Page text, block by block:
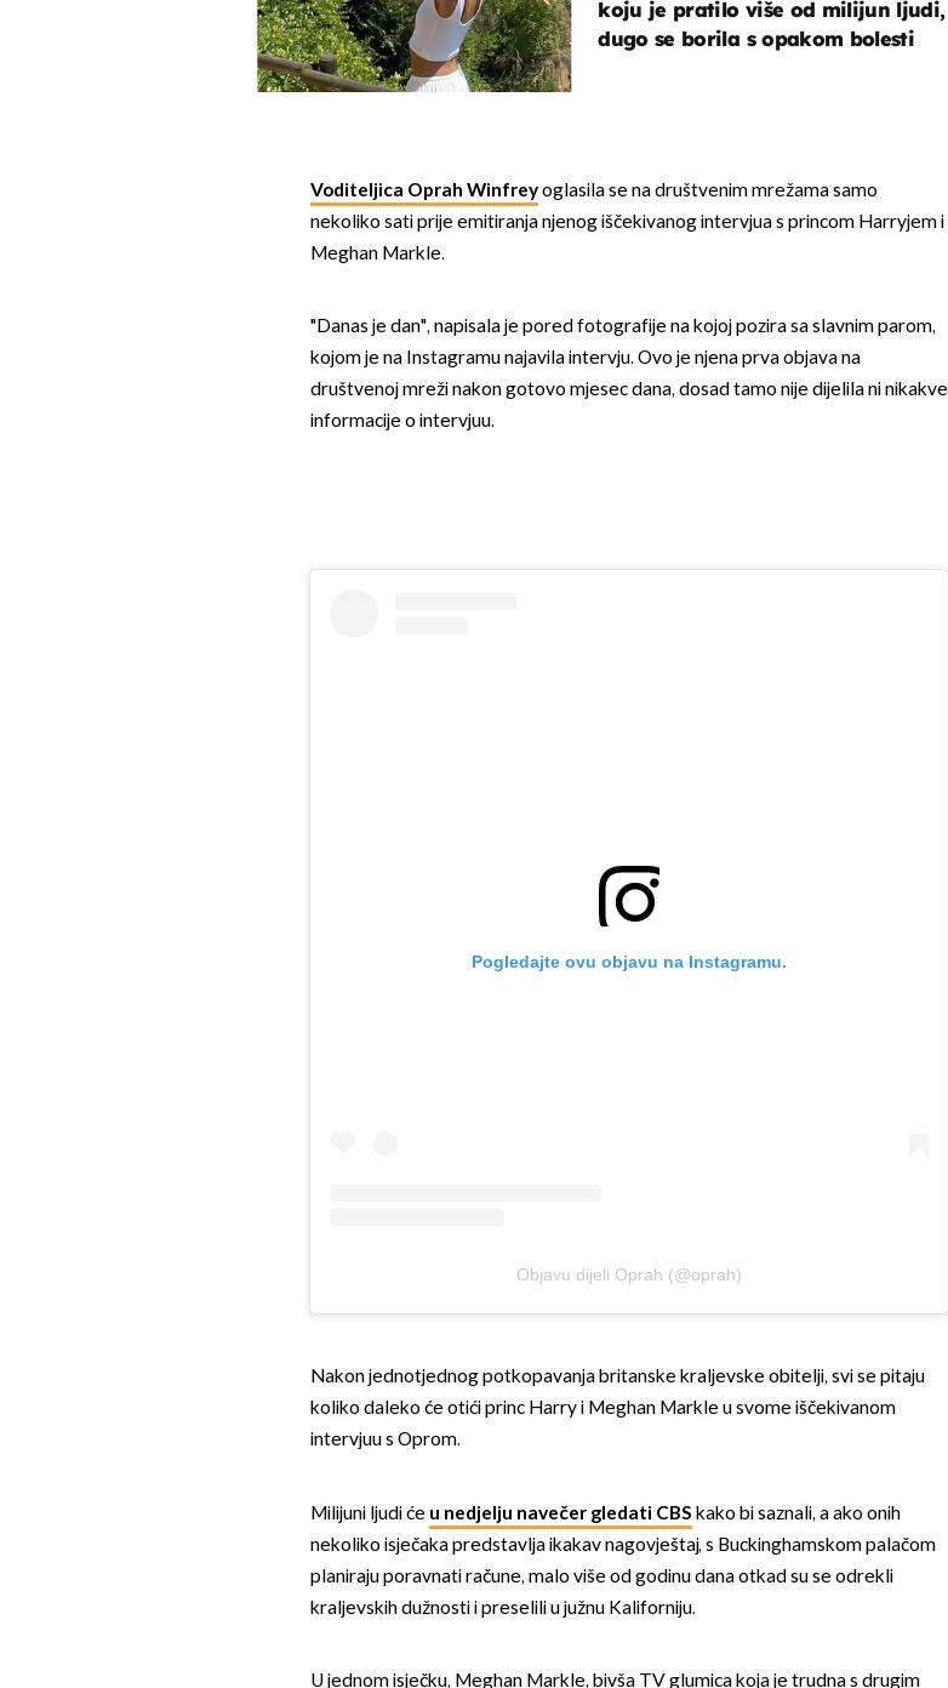
koju je pratilo više od milijun ljudi,
dugo se borila s opakom bolesti
Voditeljica Oprah Winfreyoglasila se na društvenim mrežama samo
nekoliko sati prije emitiranja njenog iščekivanog intervjua s princom Harryjem i
Meghan Markle.
"Danas je dan", napisala je pored fotografije na kojoj pozira sa slavnim parom,
kojom je na Instagramu najavila intervju. Ovo je njena prva objava na
društvenoj mreži nakon gotovo mjesec dana, dosad tamo nije dijelila ni nikakve
informacije o intervjuu.
Pogledajte ovu objavu na Instagramu.
Objavu dijeli Oprah (@oprah)
Nakon jednotjednog potkopavanja britanske kraljevske obitelji, svi se pitaju
koliko daleko će otići princ Harry i Meghan Markle u svome iščekivanom
intervjuu s Oprom.
Milijuni ljudi će u nedjelju navečer gledati CBS kako bi saznali, a ako onih
nekoliko isječaka predstavlja ikakav nagovještaj, s Buckinghamskom palačom
planiraju poravnati račune, malo više od godinu dana otkad su se odrekli
kraljevskih dužnosti i preselili u južnu Kaliforniju.
U jednom isječku, Meghan Markle, bivša TV glumica koja je trudna s drugim